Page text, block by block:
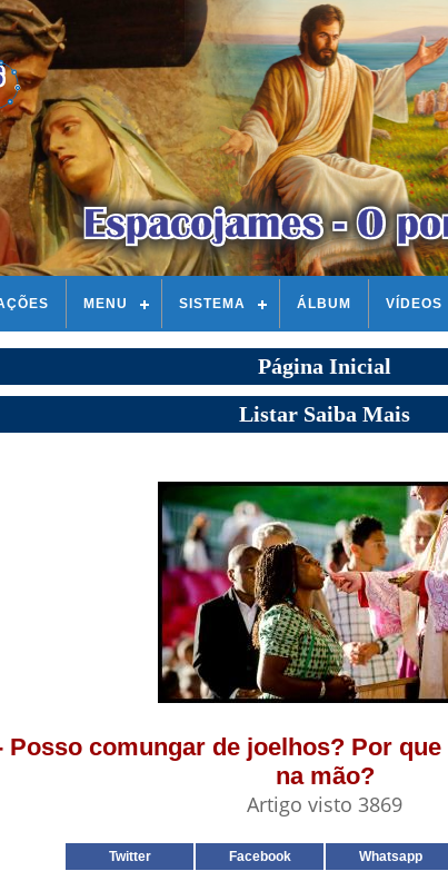
MENU SISTEMA ÁLBUM VÍDEOS
Página Inicial
Listar Saiba Mais
Posso comungar de joelhos? Por
na mão?
Artigo visto 3869
Twitter Facebook Whatsapp